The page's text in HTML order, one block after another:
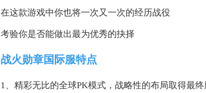
在这款游戏中你也将一次又一次的经历战役
考验你是否能做出最为优秀的抉择
战火勋章国际服特点
1、精彩无比的全球PK模式，战略性的布局取得最